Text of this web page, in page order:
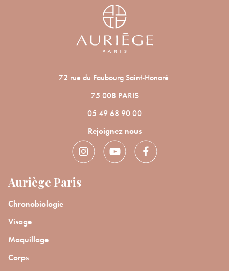
72 rue du Faubourg Saint-Honoré
75 008 PARIS
05 49 68 90 00
Rejoignez nous
Auriège Paris
Chronobiologie
Visage
Maquillage
Corps